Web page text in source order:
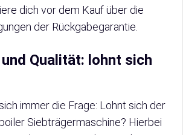
dich vor dem Kauf über die
der Rückgabegarantie.
Qualität: lohnt sich
immer die Frage: Lohnt sich der
Siebträgermaschine? Hierbei